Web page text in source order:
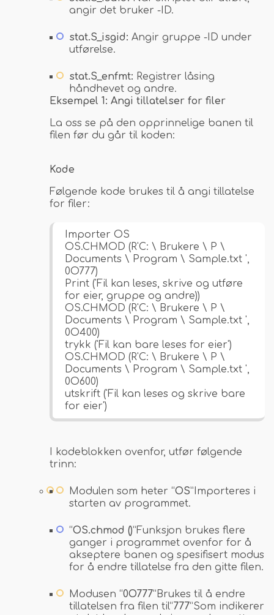
angir det bruker -ID.
stat.S_isgid: Angir gruppe -ID under
utførelse.
stat.S_enfmt: Registrer låsing
håndhevet og andre.
Eksempel 1: Angi tillatelser for filer
La oss se på den opprinnelige banen til
filen før du går til koden:
Kode
Følgende kode brukes til å angi tillatelse
for filer:
Importer OS
OS.CHMOD (R'C: \ Brukere \ P \
Documents \ Program \ Sample.txt ',
0O777)
Print ('Fil kan leses, skrive og utføre
for eier, gruppe og andre))
OS.CHMOD (R'C: \ Brukere \ P \
Documents \ Program \ Sample.txt ',
0O400)
trykk ('Fil kan bare leses for eier')
OS.CHMOD (R'C: \ Brukere \ P \
Documents \ Program \ Sample.txt ',
0O600)
utskrift ('Fil kan leses og skrive bare
for eier')
I kodeblokken ovenfor, utfør følgende
trinn:
Modulen som heter “OS”Importeres i
starten av programmet.
“OS.chmod ()”Funksjon brukes flere
ganger i programmet ovenfor for å
akseptere banen og spesifisert modus
for å endre tillatelse fra den gitte filen.
Modusen “0O777”Brukes til å endre
tillatelsen fra filen til“777”Som indikerer